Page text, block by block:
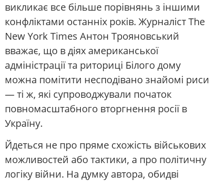
викликає все більше порівнянь з іншими
конфліктами останніх років. Журналіст The
New York Times Антон Трояновський
вважає, що в діях американської
адміністрації та риториці Білого дому
можна помітити несподівано знайомі риси
— ті ж, які супроводжували початок
повномасштабного вторгнення росії в
Україну.
Йдеться не про пряме схожість військових
можливостей або тактики, а про політичну
логіку війни. На думку автора, обидві